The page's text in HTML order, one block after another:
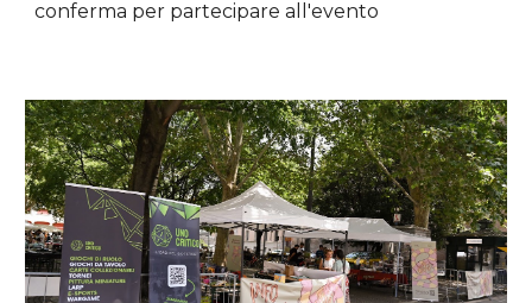
conferma per partecipare all'evento